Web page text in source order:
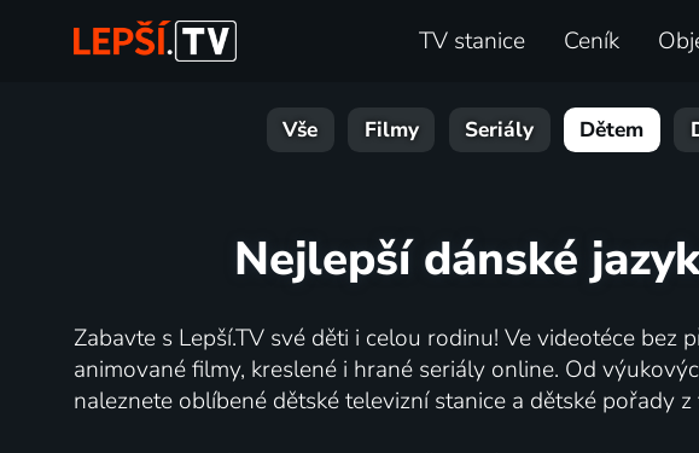
TV stanice Ceník
Vše Filmy Seriály Dětem
Nejlepší dánské
Zabavte s Lepší.TV své děti i celou rodinu! Ve videotéce
animované filmy, kreslené i hrané seriály online. Od
naleznete oblíbené dětské televizní stanice a dětské pořady